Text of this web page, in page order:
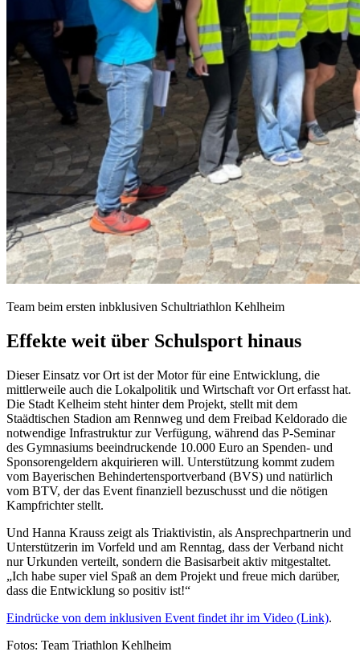
Team beim ersten inbklusiven Schultriathlon Kehlheim
Effekte weit über Schulsport hinaus
Dieser Einsatz vor Ort ist der Motor für eine Entwicklung, die
mittlerweile auch die Lokalpolitik und Wirtschaft vor Ort erfasst hat.
Die Stadt Kelheim steht hinter dem Projekt, stellt mit dem
Staädtischen Stadion am Rennweg und dem Freibad Keldorado die
notwendige Infrastruktur zur Verfügung, während das P-Seminar
des Gymnasiums beeindruckende 10.000 Euro an Spenden- und
Sponsorengeldern akquirieren will. Unterstützung kommt zudem
vom Bayerischen Behindertensportverband (BVS) und natürlich
vom BTV, der das Event finanziell bezuschusst und die nötigen
Kampfrichter stellt.
Und Hanna Krauss zeigt als Triaktivistin, als Ansprechpartnerin und
Unterstützerin im Vorfeld und am Renntag, dass der Verband nicht
nur Urkunden verteilt, sondern die Basisarbeit aktiv mitgestaltet.
„Ich habe super viel Spaß an dem Projekt und freue mich darüber,
dass die Entwicklung so positiv ist!“
Eindrücke von dem inklusiven Event findet ihr im Video (Link).
Fotos: Team Triathlon Kehlheim